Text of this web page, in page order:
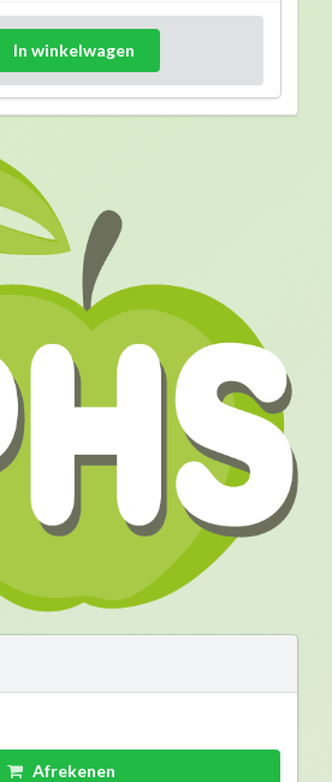
In winkelwagen
Afrekenen